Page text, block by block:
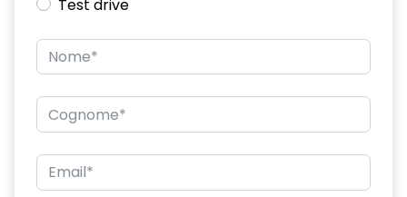
compatibilità 2G/3G o 4G/5G a seconda del veicolo
emergency lane keep assist assistenza d'emergenza al
mantenimento della corsia
fari full LED adaptative vision, con funzione fendinebbia
integrata
freno di stazionamento elettrico con funzione Auto-Hold
hands-free card per apertura/chiusura porte e avviamento
Test drive